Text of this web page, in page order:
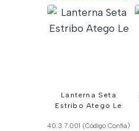
Lanterna Seta
Estribo Atego Le
40.3.7.001 (Código Confia)